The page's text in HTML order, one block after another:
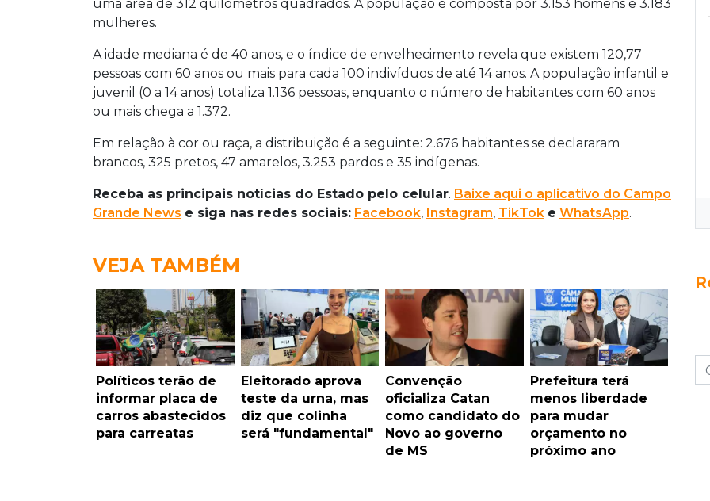
uma área de 312 quilômetros quadrados. A população é composta por 3.153 homens e 3.183
mulheres.
A idade mediana é de 40 anos, e o índice de envelhecimento revela que existem 120,77
pessoas com 60 anos ou mais para cada 100 indivíduos de até 14 anos. A população infantil e
juvenil (0 a 14 anos) totaliza 1.136 pessoas, enquanto o número de habitantes com 60 anos
ou mais chega a 1.372.
Em relação à cor ou raça, a distribuição é a seguinte: 2.676 habitantes se declararam
brancos, 325 pretos, 47 amarelos, 3.253 pardos e 35 indígenas.
Receba as principais notícias do Estado pelo celular. Baixe aqui o aplicativo do Campo
Grande News e siga nas redes sociais: Facebook, Instagram, TikTok e WhatsApp.
VEJA TAMBÉM
Políticos terão de
informar placa de
carros abastecidos
para carreatas
Eleitorado aprova
teste da urna, mas
diz que colinha
será "fundamental"
Convenção
oficializa Catan
como candidato do
Novo ao governo
de MS
Prefeitura terá
menos liberdade
para mudar
orçamento no
próximo ano